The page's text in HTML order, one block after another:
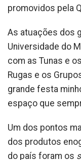
promovidos pela
As atuações dos
Universidade do
com as Tunas e
Rugas e os
grande festa
espaço que
Um dos pontos
dos produtos
do país foram os s